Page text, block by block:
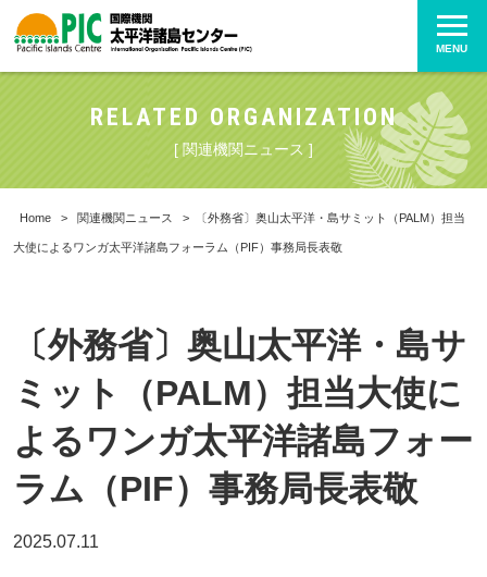
MENU
RELATED ORGANIZATION
[ 関連機関ニュース ]
Home > 関連機関ニュース > 〔外務省〕奥山太平洋・島サミット（PALM）担当
大使によるワンガ太平洋諸島フォーラム（PIF）事務局長表敬
〔外務省〕奥山太平洋・島サ
ミット（PALM）担当大使に
よるワンガ太平洋諸島フォー
ラム（PIF）事務局長表敬
2025.07.11